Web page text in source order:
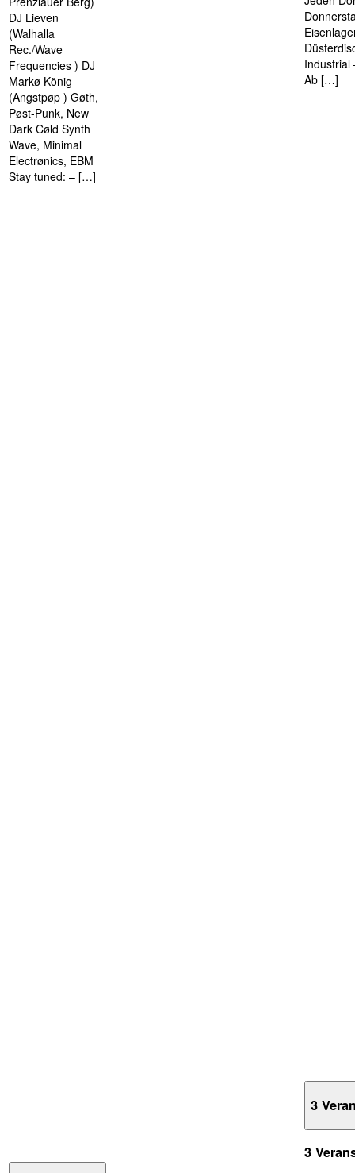
DJ Lieven
(Walhalla
Rec./Wave
Frequencies ) DJ
Markø König
(Angstpøp ) Gøth,
Pøst-Punk, New
Dark Cøld Synth
Wave, Minimal
Electrønics, EBM
Stay tuned: – […]
Industrial
Ab […]
3
3